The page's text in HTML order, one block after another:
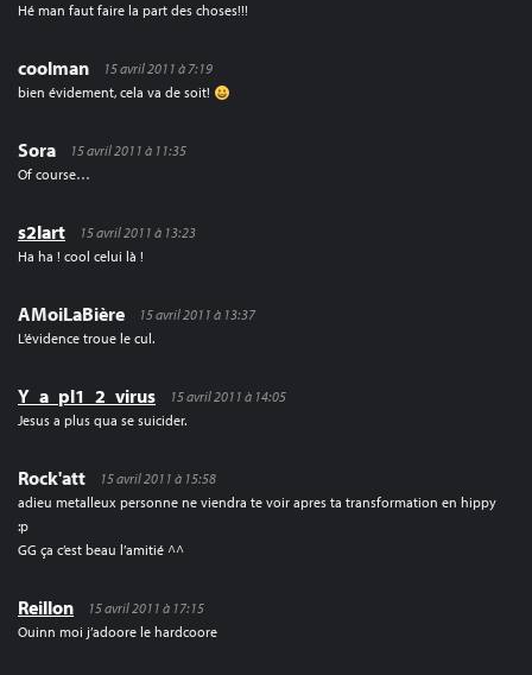
Hé man faut faire la part des choses!!!
coolman
15 avril 2011 à 7:19
bien évidement, cela va de soit!
Sora
15 avril 2011 à 11:35
Of course…
s2lart
15 avril 2011 à 13:23
Ha ha ! cool celui là !
AMoiLaBière
15 avril 2011 à 13:37
L’évidence troue le cul.
Y_a_pl1_2_virus
15 avril 2011 à 14:05
Jesus a plus qua se suicider.
Rock'att
15 avril 2011 à 15:58
adieu metalleux personne ne viendra te voir apres ta transformation en hippy
:p
GG ça c’est beau l’amitié ^^
Reillon
15 avril 2011 à 17:15
Ouinn moi j’adoore le hardcoore